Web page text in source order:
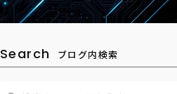
Search ブログ内検索